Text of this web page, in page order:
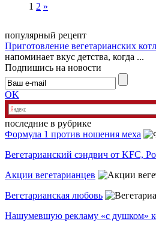
1 2 »
популярный рецепт
Приготовление вегетарианских
напоминает вкус детства, когда ...
Подпишись на новости
OK
последние в рубрике
Формула 1 против ношения меха
Вегетарианский сэндвич от KFC,
Акции вегетарианцев
Вегетарианская любовь
Нашумевшую рекламу «с душком»